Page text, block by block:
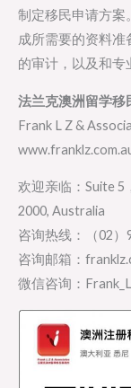
制定移民申请方案
成所需要的资料
的审计，以及和专
法兰克澳洲留学移
Frank L Z &
欢迎亲临：Suite 5
2000, Australia
咨询热线：（02）
咨询邮箱：
微信咨询：